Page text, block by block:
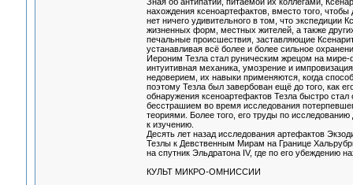
нахождения ксеноартефактов, вместо того,
нет ничего удивительного в том, что экспедиции
жизненных форм, местных жителей, а также
печальные происшествия, заставляющие
устанавливая всё более и более сильное
Иероним Тезла стал руническим жрецом на
интуитивная механика, умозрение и
недоверием, их навыки применяются, когда
поэтому Тезла был завербован ещё до того, как
обнаружения ксеноартефактов Тезла быстро
бесстрашием во время исследования
теориями. Более того, его труды по
к изучению.
Десять лет назад исследования артефактов
Тезлы к Девственным Мирам на Границе
на спутник Эльдратона IV, где по его убеждению
КУЛЬТ МИКРО-ОМНИССИИ